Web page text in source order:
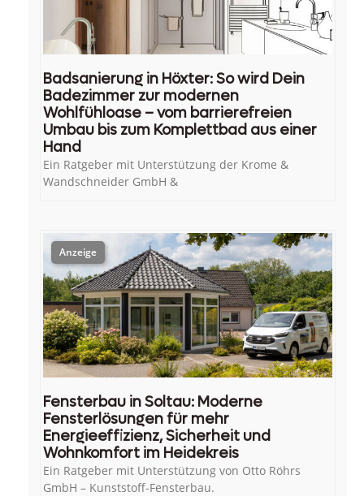
Badsanierung in Höxter: So wird Dein
Badezimmer zur modernen
Wohlfühloase – vom barrierefreien
Umbau bis zum Komplettbad aus einer
Hand
Ein Ratgeber mit Unterstützung der Krome &
Wandschneider GmbH &
Fensterbau in Soltau: Moderne
Fensterlösungen für mehr
Energieeffizienz, Sicherheit und
Wohnkomfort im Heidekreis
Ein Ratgeber mit Unterstützung von Otto Röhrs
GmbH – Kunststoff-Fensterbau.